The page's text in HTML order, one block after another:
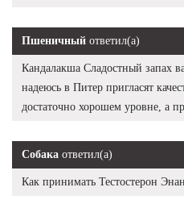
Пшеничный ответил(а)
Кандалакша Сладостный запах
надеюсь в Питер пригласят
достаточно хорошем уровне, а
Собака ответил(а)
Как принимать Тестостерон